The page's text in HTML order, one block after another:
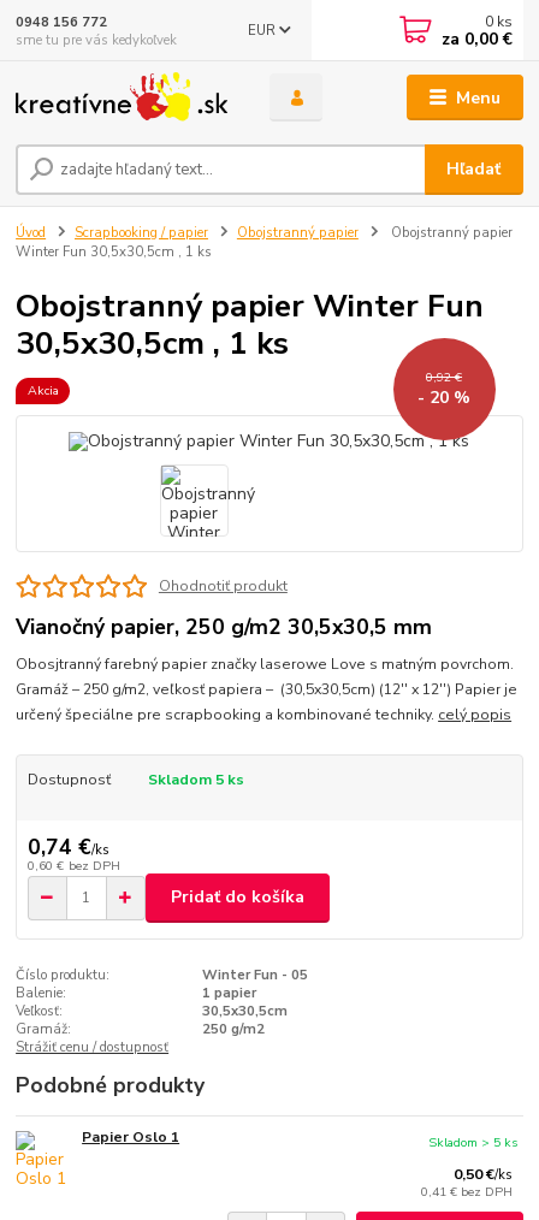
Menu
EUR
Hľadať
0948 156 772
sme tu pre vás kedykoľvek
0 ks
za 0,00 €
Úvod Scrapbooking / papier Obojstranný papier
Obojstranný papier
Winter Fun 30,5x30,5cm , 1 ks
Obojstranný papier Winter Fun
30,5x30,5cm , 1 ks
Akcia
0,92 €
- 20 %
Ohodnotiť produkt
Vianočný papier, 250 g/m2 30,5x30,5 mm
Obosjtranný farebný papier značky laserowe Love s matným povrchom.
Gramáž – 250 g/m2, veľkosť papiera – (30,5x30,5cm) (12'' x 12'') Papier je
určený špeciálne pre scrapbooking a kombinované techniky. celý popis
Dostupnosť Skladom 5 ks
0,74 €/ks
0,60 € bez DPH
Pridať do košíka
Číslo produktu:
Winter Fun - 05
Balenie:
1 papier
Veľkosť:
30,5x30,5cm
Gramáž:
250 g/m2
Strážiť cenu / dostupnosť
Podobné produkty
Papier Oslo 1
0,50 €/ks
0,41 € bez DPH
Skladom > 5 ks